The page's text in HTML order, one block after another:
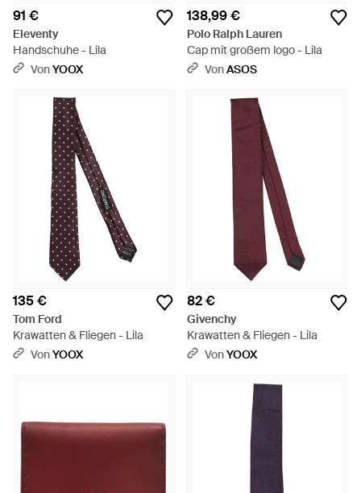
91 €
Eleventy
Handschuhe - Lila
VonYOOX
138,99 €
Polo Ralph Lauren
Cap mit großem logo - Lila
VonASOS
135 €
Tom Ford
Krawatten & Fliegen - Lila
VonYOOX
82 €
Givenchy
Krawatten & Fliegen - Lila
VonYOOX